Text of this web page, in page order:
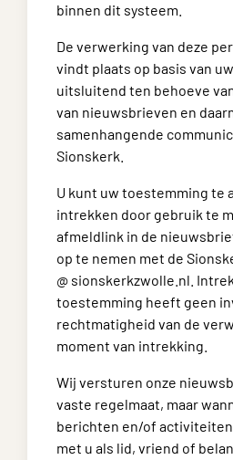
binnen dit systeem.
De verwerking van deze
vindt plaats op basis van
uitsluitend ten behoeve
van nieuwsbrieven en
samenhangende
Sionskerk.
U kunt uw toestemming te
intrekken door gebruik te
afmeldlink in de
op te nemen met de
@ sionskerkzwolle.nl.
toestemming heeft geen
rechtmatigheid van de
moment van intrekking.
Wij versturen onze
vaste regelmaat, maar
berichten en/of activiteiten
met u als lid, vriend of